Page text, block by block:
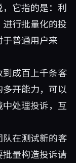
它指的是：利
行批量化的投
普通用户来
成百上千条客
开能力，可以
处理投诉，互
队在测试新的客
量构造投诉请